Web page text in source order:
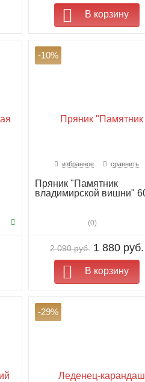
В корзину
-10%
избранное сравнить
Пряник "Памятник
владимирской вишни"
(0)
2 090 руб. 1 880 руб.
В корзину
-29%